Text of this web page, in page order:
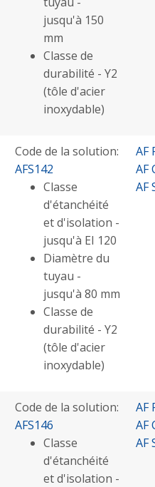
jusqu'à 150
mm
Classe de
durabilité - Y2
(tôle d'acier
inoxydable)
Code de la solution:
AFS142
Classe
d'étanchéité
et d'isolation -
jusqu'à EI 120
Diamètre du
tuyau -
jusqu'à 80 mm
Classe de
durabilité - Y2
(tôle d'acier
inoxydable)
AF
AF
AF
Code de la solution:
AFS146
Classe
d'étanchéité
et d'isolation -
AF
AF
AF